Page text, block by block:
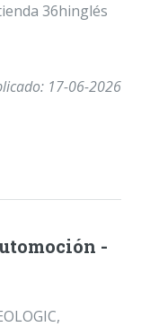
36hinglés
17-06-2026
-